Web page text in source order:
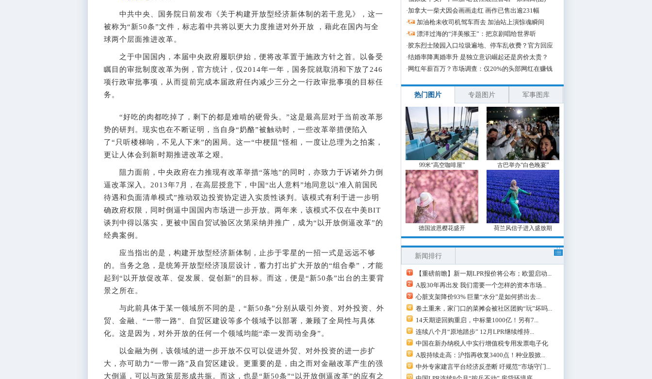
中共中央、国务院日前发布《关于构建开放型经济新体制的若干意见》，这一
被称为“新50条”文件，标志着中共将以更大力度推进对外开放 ，藉此在国内与全
球两个层面推进改革。
之于中国国内，本届中央政府履职伊始，便将改革置于施政方针之首。以备受
瞩目的审批制度改革为例，官方统计，仅2014年一年，国务院就取消和下放了246
项行政审批事项，从而提前完成本届政府任内减少三分之一行政审批事项的目标任
务。
“好吃的肉都吃掉了，剩下的都是难啃的硬骨头。”这是最高层对于当前改革形
势的研判。现实也在不断证明，当自身“奶酪”被触动时，一些改革举措便陷入
了“只听楼梯响，不见人下来”的困局。这一“中梗阻”怪相，一度让总理为之拍案，
更让人体会到新时期推进改革之艰。
阻力面前，中央政府在力推现有改革举措“落地”的同时，亦致力于诉诸外力倒
逼改革深入。2013年7月，在高层授意下，中国“出人意料”地同意以“准入前国民
待遇和负面清单模式”推动双边投资协定进入实质性谈判。该模式有利于进一步明
确政府权限，同时倒逼中国国内市场进一步开放。两年来，该模式不仅在中美BIT
谈判中得以落实，更被中国自贸试验区次第采纳并推广，成为“以开放倒逼改革”的
经典案例。
应当指出的是，构建开放型经济新体制，止步于零星的一招一式是远远不够
的。当务之急，是统筹开放型经济顶层设计，蓄力打出扩大开放的“组合拳”，才能
起到“以开放促改革、促发展、促创新”的目标。而这，便是“新50条”出台的主要背
景之所在。
与此前具体于某一领域所不同的是，“新50条”分别从吸引外资、对外投资、外
贸、金融、“一带一路”、自贸区建设等多个领域予以部署，兼顾了全局性与具体
化。这是因为，对外开放的任何一个领域均能“牵一发而动全身”。
以金融为例，该领域的进一步开放不仅可以促进外贸、对外投资的进一步扩
大，亦可助力“一带一路”及自贸区建设。更重要的是，由之而对金融改革产生的强
大倒逼，可以与政策层形成共振。而这，也是“新50条”“以开放倒逼改革”的应有之
·加拿大一柴犬因会画画走红 画作已售出逾231幅
·
加油枪未收司机驾车而去 加油站上演惊魂瞬间
·
漂洋过海的“洋美猴王”：把京剧唱给世界听
·胶东烈士陵园入口垃圾遍地、停车乱收费？官方回应
·结婚率降离婚率升 是独立意识崛起还是房价太贵？
· 网红年薪百万？市场调查：仅20%的头部网红在赚钱
热门图片 专题图片 军事图库
99米“高空咖啡屋” 古巴举办“白色晚宴”
德国波恩樱花盛开 荷兰风信子进入盛放期
新闻排行
【重磅前瞻】新一期LPR报价将公布；欧盟启动...
A股30年再出发 我们需要一个怎样的资本市场...
心脏支架降价93% 巨量“水分”是如何挤出去...
卷土重来，家门口的菜摊会被社区团购“玩”坏吗...
14天期逆回购重启，中标量1000亿！另有7...
连续八个月“原地踏步” 12月LPR继续维持...
中国在新办纳税人中实行增值税专用发票电子化
A股持续走高：沪指再收复3400点！种业股掀...
中外专家建言平台经济反垄断 吁规范“市场守门...